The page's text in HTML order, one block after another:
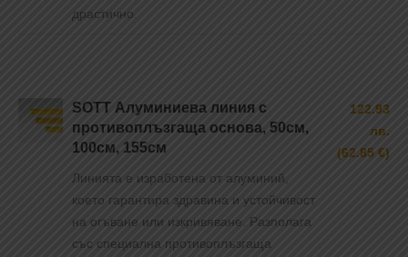
драстично.
SOTT Алуминиева линия с
противоплъзгаща основа, 50см,
100см, 155см
Линията е изработена от алуминий,
което гарантира здравина и устойчивост
на огъване или изкривяване. Разполага
със специална противоплъзгаща
122.93
лв.
(62.85 €)